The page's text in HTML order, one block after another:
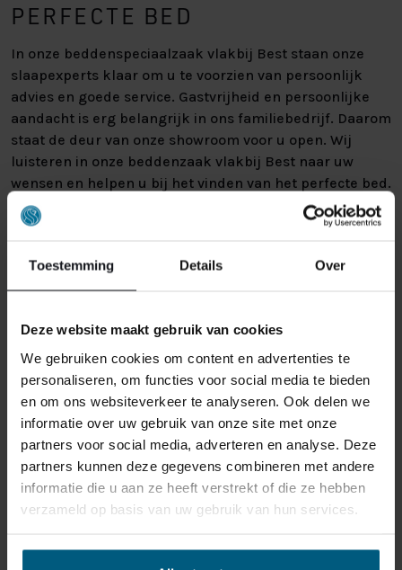
Toestemming Details Over
Deze website maakt gebruik van cookies
We gebruiken cookies om content en advertenties te
personaliseren, om functies voor social media te bieden
en om ons websiteverkeer te analyseren. Ook delen we
informatie over uw gebruik van onze site met onze
partners voor social media, adverteren en analyse. Deze
partners kunnen deze gegevens combineren met andere
informatie die u aan ze heeft verstrekt of die ze hebben
verzameld op basis van uw gebruik van hun services.
PERFECTE BED
In onze beddenspeciaalzaak vlakbij Best staan onze
slaapexperts klaar om u te voorzien van persoonlijk
advies en goede service. Gastvrijheid en persoonlijke
aandacht is erg belangrijk in ons familiebedrijf. Daarom
staat de deur van onze showroom voor u open. Wij
luisteren in onze beddenzaak vlakbij Best naar uw
wensen en helpen u bij het vinden van het perfecte bed.
Wilt u een bed dat aansluit bij uw interieur? Wij bieden
diverse stijlen, stoffen en kleuren, zodat u altijd een
vlakbij Best verzekerd van een nieuw matras of bed dat
aansluit op uw wensen.